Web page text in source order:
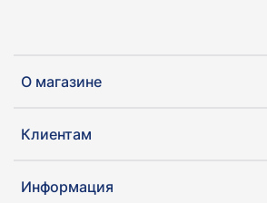
О магазине
Клиентам
Информация